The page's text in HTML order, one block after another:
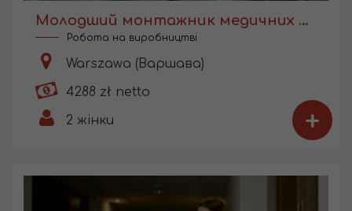
Молодший монтажник медичних виробів
Робота на виробництві
Warszawa (Варшава)
4288 zł netto
2 жінки +